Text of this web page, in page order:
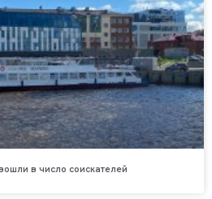
в число соискателей